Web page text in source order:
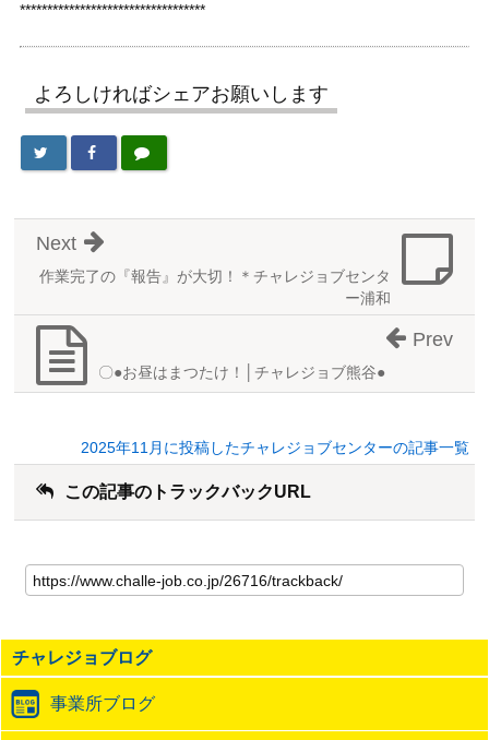
**********************************
よろしければシェアお願いします
作業完了の『報告』が大切！＊チャレジョブセンタ
ー浦和
Next
〇●お昼はまつたけ！│チャレジョブ熊谷●
Prev
2025年11月に投稿したチャレジョブセンターの記事一覧
この記事のトラックバックURL
の
記
の
ト
ッ
ク
チャレジョブログ
事業所ブログ